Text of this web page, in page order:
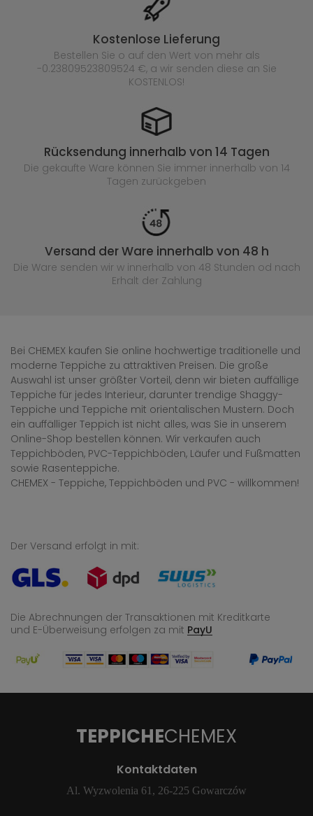
Kostenlose Lieferung
Bestellen Sie o auf den Wert von mehr als
-0.23809523809524 €, a wir senden diese an Sie
KOSTENLOS!
Rücksendung innerhalb von 14 Tagen
Die gekaufte Ware können Sie immer innerhalb von 14
Tagen zurückgeben
Versand der Ware innerhalb von 48 h
Die Ware senden wir w innerhalb von 48 Stunden od nach
Erhalt der Zahlung
Bei CHEMEX kaufen Sie online hochwertige traditionelle und
moderne Teppiche zu attraktiven Preisen. Die große
Auswahl ist unser größter Vorteil, denn wir bieten auffällige
Teppiche für jedes Interieur, darunter trendige Shaggy-
Teppiche und Teppiche mit orientalischen Mustern. Doch
ein auffälliger Teppich ist nicht alles, was Sie in unserem
Online-Shop bestellen können. Wir verkaufen auch
Teppichböden, PVC-Teppichböden, Läufer und Fußmatten
sowie Rasenteppiche.
CHEMEX - Teppiche, Teppichböden und PVC - willkommen!
Der Versand erfolgt in mit:
Die Abrechnungen der Transaktionen mit Kreditkarte
und E-Überweisung erfolgen za mit PayU
TEPPICHECHEMEX
Kontaktdaten
Al. Wyzwolenia 61, 26-225 Gowarczów